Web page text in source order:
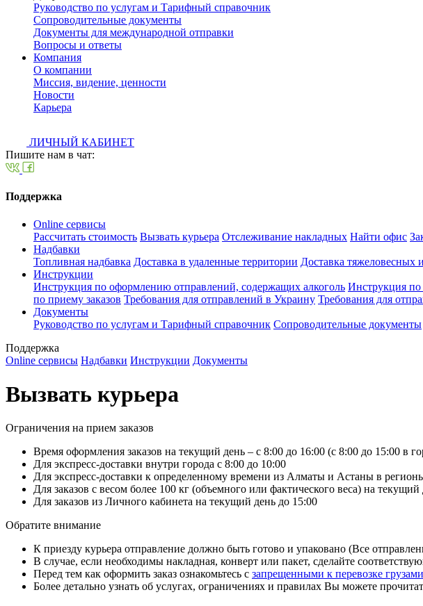
Руководство по услугам и Тарифный справочник
Сопроводительные документы
Документы для международной отправки
Вопросы и ответы
Компания
О компании
Миссия, видение, ценности
Новости
Карьера
ЛИЧНЫЙ КАБИНЕТ
Пишите нам в чат:
Поддержка
Online сервисы
Рассчитать стоимость Вызвать курьера Отслеживание накладных Найти офис
Надбавки
Топливная надбавка Доставка в удаленные территории Доставка тяжеловесных
Инструкции
Инструкция по оформлению отправлений, содержащих алкоголь Инструкция
по приему заказов Требования для отправлений в Украину Требования для
Документы
Руководство по услугам и Тарифный справочник Сопроводительные документы
Поддержка
Online сервисы Надбавки Инструкции Документы
Вызвать курьера
Ограничения на прием заказов
Время оформления заказов на текущий день – с 8:00 до 16:00 (с 8:00 до 15:00 в
Для экспресс-доставки внутри города с 8:00 до 10:00
Для экспресс-доставки к определенному времени из Алматы и Астаны в
Для заказов с весом более 100 кг (объемного или фактического веса) на текущий
Для заказов из Личного кабинета на текущий день до 15:00
Обратите внимание
К приезду курьера отправление должно быть готово и упаковано (Все
В случае, если необходимы накладная, конверт или пакет, сделайте
Перед тем как оформить заказ ознакомьтесь с запрещенными к перевозке грузами
Более детально узнать об услугах, ограничениях и правилах Вы можете